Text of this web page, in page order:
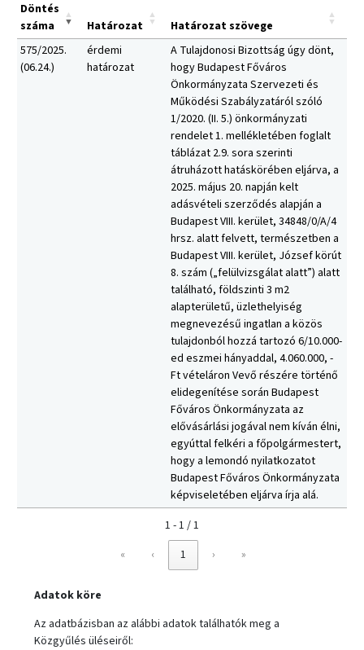
Döntés
száma
Határozat
Határozat szövege
575/2025.
(06.24.)
érdemi
határozat
A Tulajdonosi Bizottság úgy dönt,
hogy Budapest Főváros
Önkormányzata Szervezeti és
Működési Szabályzatáról szóló
1/2020. (II. 5.) önkormányzati
rendelet 1. mellékletében foglalt
táblázat 2.9. sora szerinti
átruházott hatáskörében eljárva, a
2025. május 20. napján kelt
adásvételi szerződés alapján a
Budapest VIII. kerület, 34848/0/A/4
hrsz. alatt felvett, természetben a
Budapest VIII. kerület, József körút
8. szám („felülvizsgálat alatt”) alatt
található, földszinti 3 m2
alapterületű, üzlethelyiség
megnevezésű ingatlan a közös
tulajdonból hozzá tartozó 6/10.000-
ed eszmei hányaddal, 4.060.000, -
Ft vételáron Vevő részére történő
elidegenítése során Budapest
Főváros Önkormányzata az
elővásárlási jogával nem kíván élni,
egyúttal felkéri a főpolgármestert,
hogy a lemondó nyilatkozatot
Budapest Főváros Önkormányzata
képviseletében eljárva írja alá.
1 - 1 / 1
«
‹ 1 › »
Adatok köre
Az adatbázisban az alábbi adatok találhatók meg a
Közgyűlés üléseiről: